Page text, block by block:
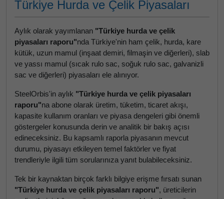
Türkiye Hurda ve Çelik Piyasaları
Aylık olarak yayımlanan "Türkiye hurda ve çelik
piyasaları raporu"nda Türkiye'nin ham çelik, hurda, kare
kütük, uzun mamul (inşaat demiri, filmaşin ve diğerleri), slab
ve yassı mamul (sıcak rulo sac, soğuk rulo sac, galvanizli
sac ve diğerleri) piyasaları ele alınıyor.
SteelOrbis'in aylık "Türkiye hurda ve çelik piyasaları
raporu"na abone olarak üretim, tüketim, ticaret akışı,
kapasite kullanım oranları ve piyasa dengeleri gibi önemli
göstergeler konusunda derin ve analitik bir bakış açısı
edineceksiniz. Bu kapsamlı raporla piyasanın mevcut
durumu, piyasayı etkileyen temel faktörler ve fiyat
trendleriyle ilgili tüm sorularınıza yanıt bulabileceksiniz.
Tek bir kaynaktan birçok farklı bilgiye erişme fırsatı sunan
"Türkiye hurda ve çelik piyasaları raporu", üreticilerin